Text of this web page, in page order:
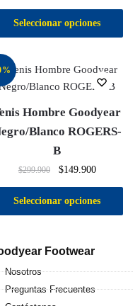
Seleccionar opciones
Hombre Goodyear
Blanco ROGERS-
B
$299.900 $149.900
Seleccionar opciones
Footwear
Nosotros
Preguntas Frecuentes